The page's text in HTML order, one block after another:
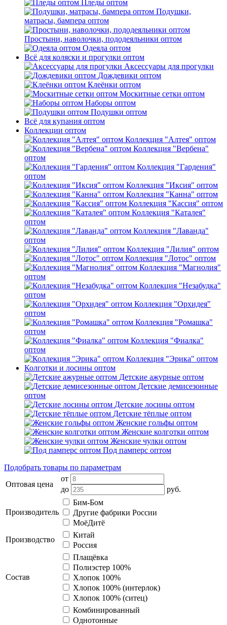
Пледы оптом
Подушки,
матрасы, бампера оптом
Простыни, наволочки, пододеяльники оптом
Одеяла оптом
Всё для коляски и прогулки оптом
Аксессуары для прогулки
Дождевики оптом
Клеёнки оптом
Москитные сетки оптом
Наборы оптом
Подушки оптом
Всё для купания оптом
Коллекции оптом
Коллекция "Алтея" оптом
Коллекция "Вербена"
оптом
Коллекция "Гардения"
оптом
Коллекция "Иксия" оптом
Коллекция "Канна" оптом
Коллекция "Кассия" оптом
Коллекция "Каталея"
оптом
Коллекция "Лаванда"
оптом
Коллекция "Лилия" оптом
Коллекция "Лотос" оптом
Коллекция "Магнолия"
оптом
Коллекция "Незабудка"
оптом
Коллекция "Орхидея"
оптом
Коллекция "Ромашка"
оптом
Коллекция "Фиалка"
оптом
Коллекция "Эрика" оптом
Колготки и лосины оптом
Детские ажурные оптом
Детские демисезонные
оптом
Детские лосины оптом
Детские тёплые оптом
Женские гольфы оптом
Женские колготки оптом
Женские чулки оптом
Под памперс оптом
Подобрать товары по параметрам
Оптовая цена
от
до
руб.
Производитель
Бим-Бом
Другие фабрики России
МоёДитё
Производство
Китай
Россия
Состав
Плащёвка
Полиэстер 100%
Хлопок 100%
Хлопок 100% (интерлок)
Хлопок 100% (ситец)
Комбинированный
Однотонные